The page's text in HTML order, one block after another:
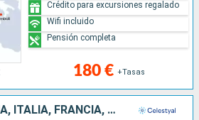
180 € +Tasas
Crédito para excursiones regalado
Wifi incluido
Pensión completa
MARRUECOS, ESPAÑA, ITALIA, FRANCIA, MALLORCA